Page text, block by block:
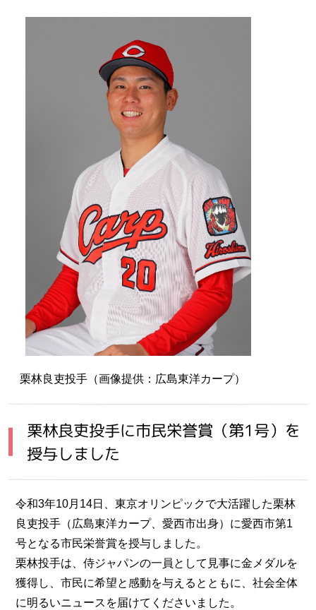
栗林良吏投手（画像提供：広島東洋カープ）
栗林良吏投手に市民栄誉賞（第1号）を
授与しました
令和3年10月14日、東京オリンピックで大活躍した栗林
良吏投手（広島東洋カープ、愛西市出身）に愛西市第1
号となる市民栄誉賞を授与しました。
栗林投手は、侍ジャパンの一員として見事に金メダルを
獲得し、市民に希望と感動を与えるとともに、社会全体
に明るいニュースを届けてくださいました。